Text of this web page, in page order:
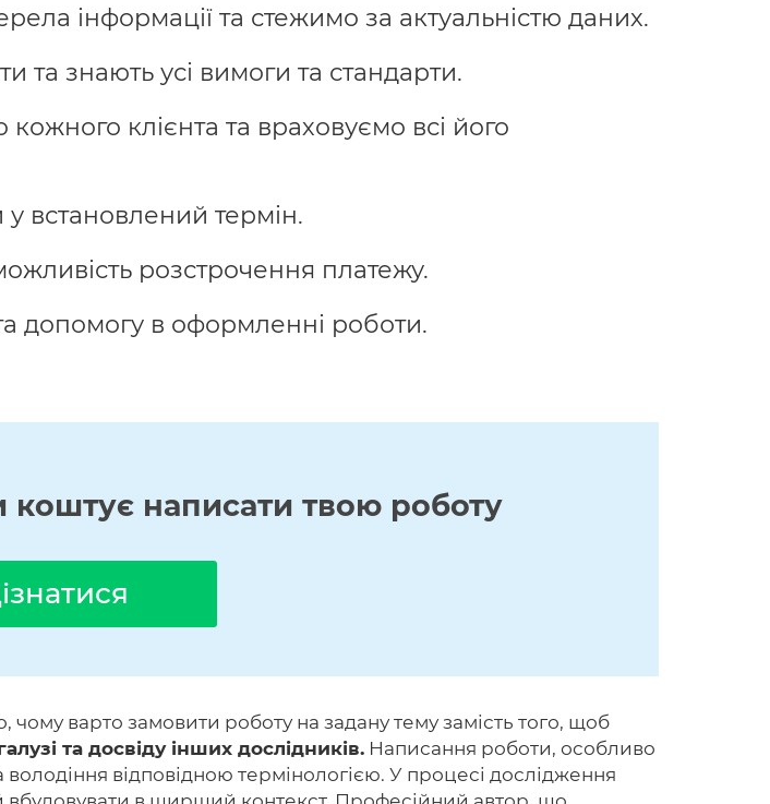
інформації та стежимо за актуальністю даних.
та знають усі вимоги та стандарти.
клієнта та враховуємо всі його
встановлений термін.
розстрочення платежу.
допомогу в оформленні роботи.
коштує написати твою роботу
чому варто замовити роботу на задану тему замість того, щоб
та досвіду інших дослідників. Написання роботи, особливо
відповідною термінологією. У процесі дослідження